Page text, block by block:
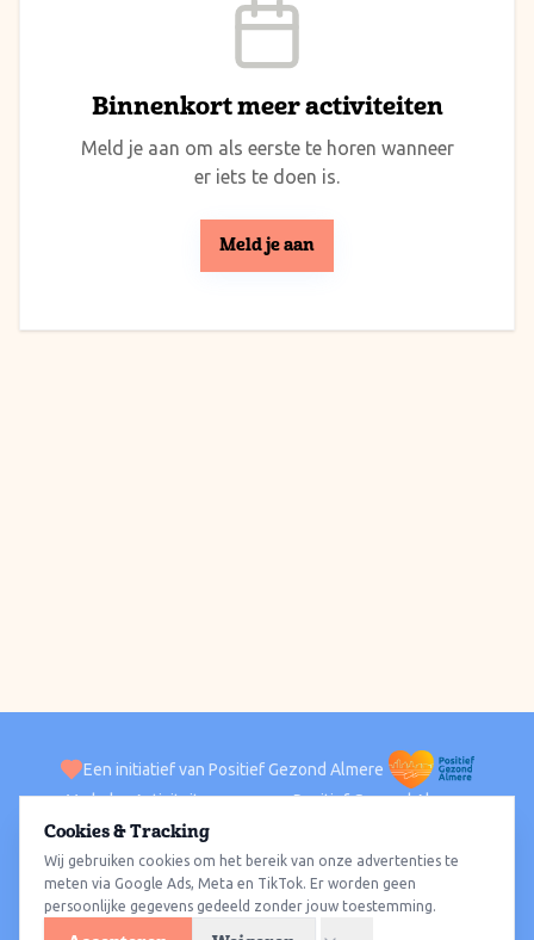
Binnenkort meer activiteiten
Meld je aan om als eerste te horen wanneer
er iets te doen is.
Meld je aan
Een initiatief van Positief Gezond Almere
VerhalenActiviteiten Positief Gezond Almere
ACTIVITEITEN PER WIJK
Alle wijkenAlmere HavenAlmere StadAlmere BuitenAlmere Poort
Almere HoutAlmere OosterwoldWat te doen
Cookies & Tracking
Wij gebruiken cookies om het bereik van onze advertenties te
meten via Google Ads, Meta en TikTok. Er worden geen
persoonlijke gegevens gedeeld zonder jouw toestemming.